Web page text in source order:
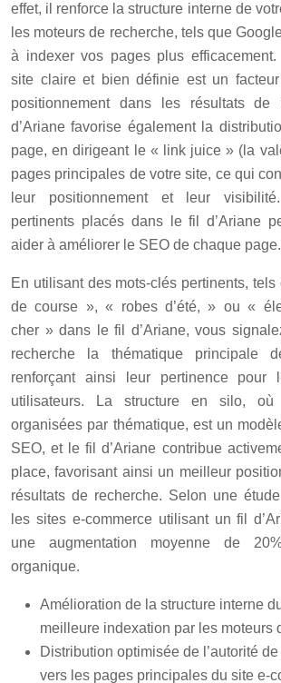
effet, il renforce la structure interne de
les moteurs de recherche, tels que
à indexer vos pages plus
site claire et bien définie est un
positionnement dans les résultats de
d’Ariane favorise également la
page, en dirigeant le « link juice » (la
pages principales de votre site, ce qui
leur positionnement et leur
pertinents placés dans le fil d’Ariane
aider à améliorer le SEO de chaque page.
En utilisant des mots-clés pertinents,
de course », « robes d’été, » ou «
cher » dans le fil d’Ariane, vous
recherche la thématique principale
renforçant ainsi leur pertinence pour
utilisateurs. La structure en silo,
organisées par thématique, est un
SEO, et le fil d’Ariane contribue
place, favorisant ainsi un meilleur
résultats de recherche. Selon une
les sites e-commerce utilisant un fil
une augmentation moyenne de
organique.
Amélioration de la structure interne
meilleure indexation par les moteurs
Distribution optimisée de l’autorité
vers les pages principales du site e-